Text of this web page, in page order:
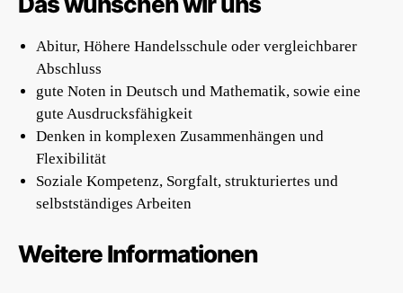
Abitur, Höhere Handelsschule oder vergleichbarer
Abschluss
gute Noten in Deutsch und Mathematik, sowie eine
gute Ausdrucksfähigkeit
Denken in komplexen Zusammenhängen und
Flexibilität
Soziale Kompetenz, Sorgfalt, strukturiertes und
selbstständiges Arbeiten
Weitere Informationen